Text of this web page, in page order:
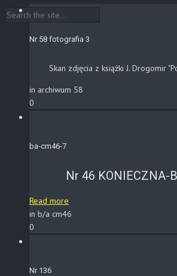
Nr 58 fotografia 3
Skan zdjęcia z książki J. Drogomir
in archiwum 58
0
ba-cm46-7
Nr 46 KONIECZNA-
Read more
in b/a cm46
0
Nr 136